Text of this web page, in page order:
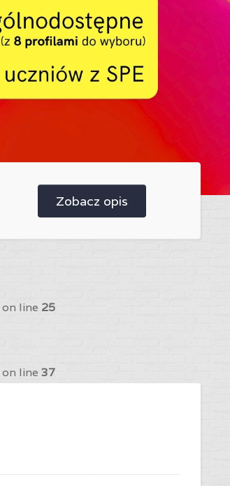
Zobacz opis
on line 25
on line 37